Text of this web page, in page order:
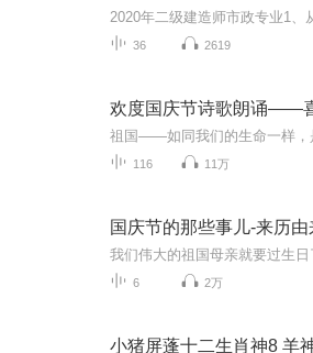
36 2619
欢度国庆节诗歌朗诵——
116 11万
国庆节的那些事儿-来历
6 2万